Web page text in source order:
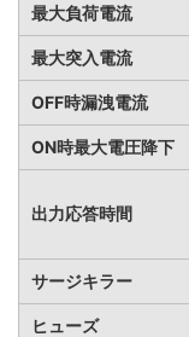
最大負荷電流
最大突入電流
OFF時漏洩電流
ON時最大電圧降下
出力応答時間
サージキラー
ヒューズ